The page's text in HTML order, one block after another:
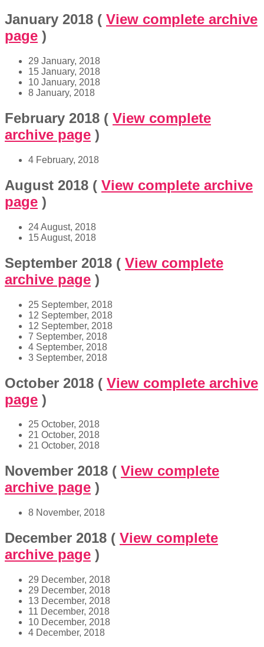
January 2018 ( View complete archive
page )
29 January, 2018
15 January, 2018
10 January, 2018
8 January, 2018
February 2018 ( View complete
archive page )
4 February, 2018
August 2018 ( View complete archive
page )
24 August, 2018
15 August, 2018
September 2018 ( View complete
archive page )
25 September, 2018
12 September, 2018
12 September, 2018
7 September, 2018
4 September, 2018
3 September, 2018
October 2018 ( View complete archive
page )
25 October, 2018
21 October, 2018
21 October, 2018
November 2018 ( View complete
archive page )
8 November, 2018
December 2018 ( View complete
archive page )
29 December, 2018
29 December, 2018
13 December, 2018
11 December, 2018
10 December, 2018
4 December, 2018